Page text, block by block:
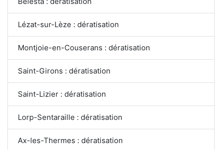
Lézat-sur-Lèze : dératisation
Montjoie-en-Couserans : dératisation
Saint-Girons : dératisation
Saint-Lizier : dératisation
Lorp-Sentaraille : dératisation
Ax-les-Thermes : dératisation